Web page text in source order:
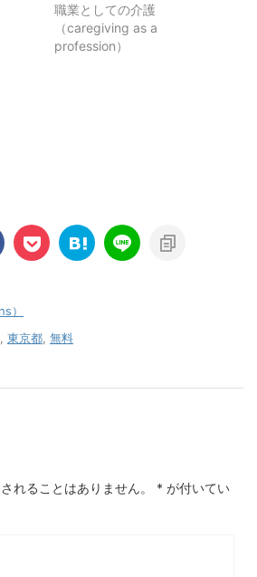
職業としての介護
（caregiving as a
profession）
）
東京都 無料
れることはありません。 * が付いてい